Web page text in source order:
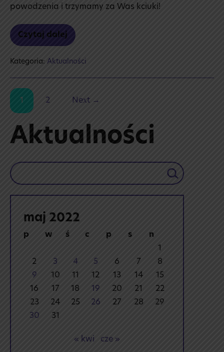
Aktualności
Szukaj
maj 2022
p w ś c p s
n
1
2
3 4 5 6 7
8
9
10 11 12 13 14
15
16
17 18 19 20 21
22
23
24 25 26 27 28
29
30
31
« kwi cze »
powodzenia i trzymamy za Was kciuki!
Czytaj dalej
A już
dziś
Kategoria: Aktualności
1 2 Next →